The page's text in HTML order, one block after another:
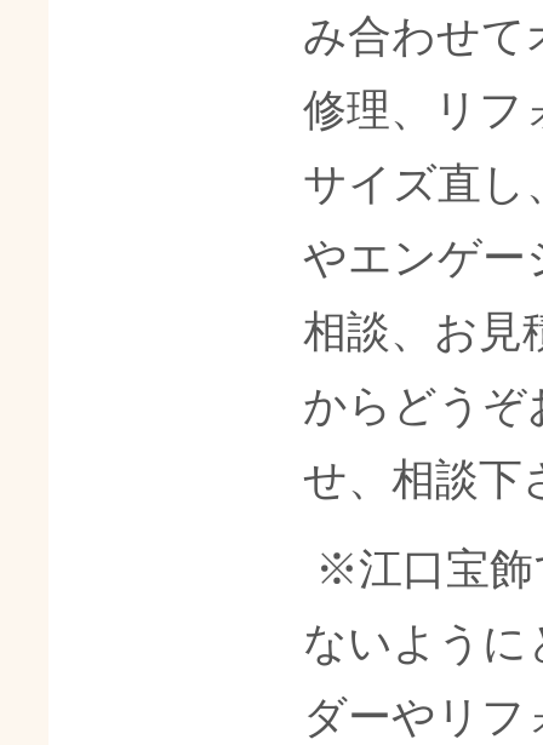
み合わせて
修理、リフ
サイズ直し
やエンゲー
相談、お見
からどうぞ
せ、相談下
※江口宝飾
ないように
ダーやリフ